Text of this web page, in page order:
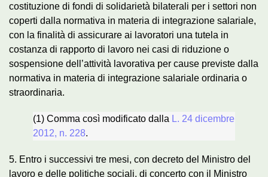
costituzione di fondi di solidarietà bilaterali per i settori non
coperti dalla normativa in materia di integrazione salariale,
con la finalità di assicurare ai lavoratori una tutela in
costanza di rapporto di lavoro nei casi di riduzione o
sospensione dell’attività lavorativa per cause previste dalla
normativa in materia di integrazione salariale ordinaria o
straordinaria.
(1) Comma così modificato dalla L. 24 dicembre
2012, n. 228.
5. Entro i successivi tre mesi, con decreto del Ministro del
lavoro e delle politiche sociali, di concerto con il Ministro